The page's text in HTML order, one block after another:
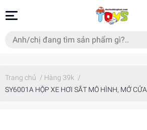
Trang chủ / Hàng 39k /
SY6001A HỘP XE HƠI SẮT MÔ HÌNH, MỞ CỬA